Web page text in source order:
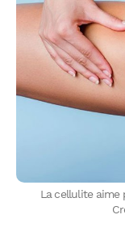
La cellulite aime